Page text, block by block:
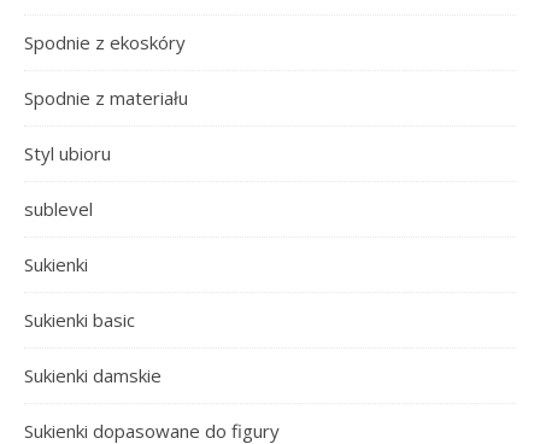
Spodnie z ekoskóry
Spodnie z materiału
Styl ubioru
sublevel
Sukienki
Sukienki basic
Sukienki damskie
Sukienki dopasowane do figury